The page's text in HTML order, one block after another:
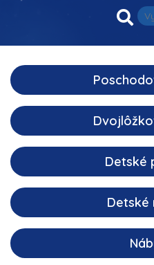
Detské
Detské